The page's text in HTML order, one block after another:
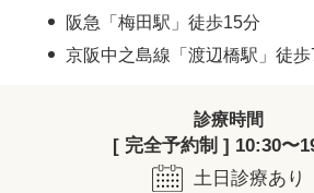
阪急「梅田駅」徒歩15分
京阪中之島線「渡辺橋駅」徒歩
診療時間
[ 完全予約制 ] 10:30〜
土日診療あり